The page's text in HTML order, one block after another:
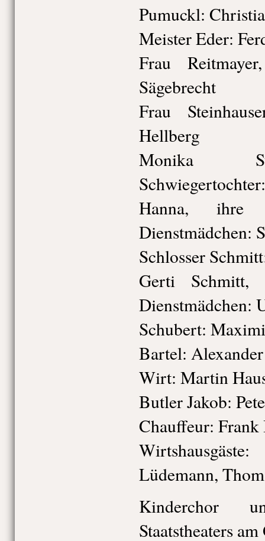
Pumuckl:
Meister Eder:
Frau
Sägebrecht
Frau
Hellberg
Monika
Hanna,
Dienstmädchen:
Schlosser
Gerti
Dienstmädchen:
Schubert:
Bartel:
Wirt: Martin
Butler Jakob:
Chauffeur: Frank
Lüdemann,
Kinderchor
Staatstheaters